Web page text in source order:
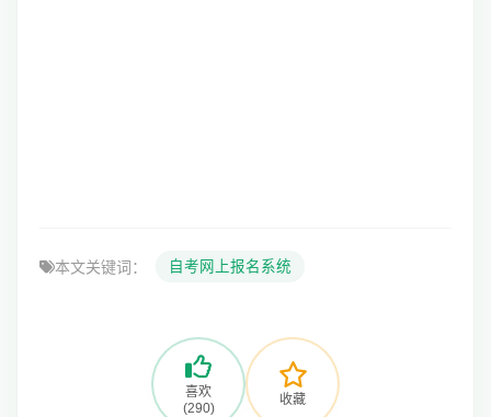
本文关键词： 自考网上报名系统
喜欢
(290)
收藏